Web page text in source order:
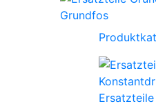
Grundfos